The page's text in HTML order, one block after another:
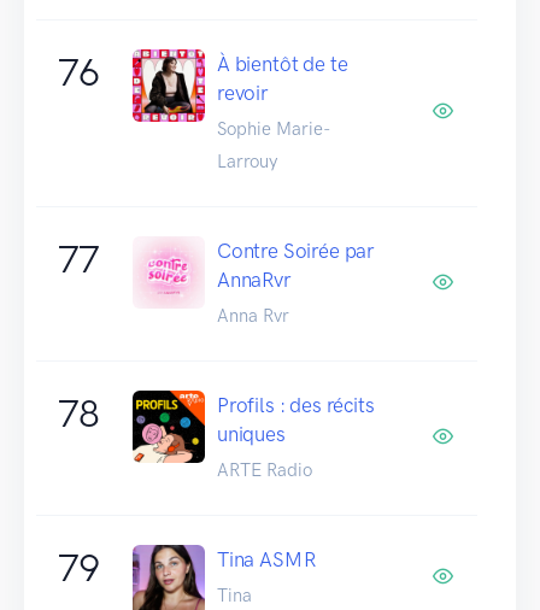
76
À bientôt de te
revoir
Sophie Marie-
Larrouy
77
Contre Soirée par
AnnaRvr
Anna Rvr
78
Profils : des récits
uniques
ARTE Radio
79 Tina ASMR
Tina